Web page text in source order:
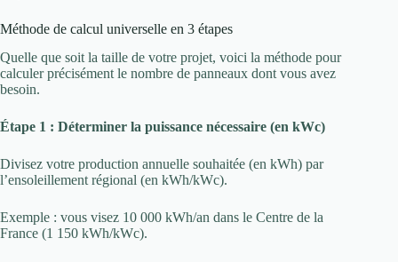
Méthode de calcul universelle en 3 étapes
Quelle que soit la taille de votre projet, voici la méthode pour
calculer précisément le nombre de panneaux dont vous avez
besoin.
Étape 1 : Déterminer la puissance nécessaire (en kWc)
Divisez votre production annuelle souhaitée (en kWh) par
l’ensoleillement régional (en kWh/kWc).
Exemple : vous visez 10 000 kWh/an dans le Centre de la
France (1 150 kWh/kWc).